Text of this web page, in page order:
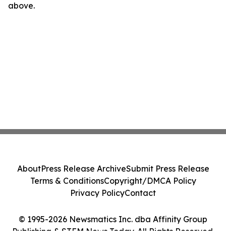
above.
© 1995-2026 Newsmatics Inc. dba Affinity Group
Publishing & STEM News Today. All Rights Reserved.
AboutPress Release ArchiveSubmit Press Release
Terms & ConditionsCopyright/DMCA Policy
Privacy PolicyContact